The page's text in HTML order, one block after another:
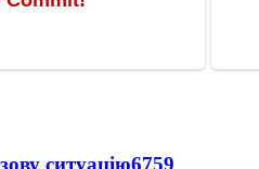
ситуацію6759